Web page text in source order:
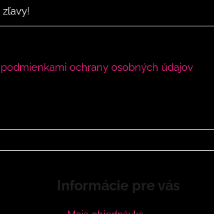
podmienkami ochrany osobných údajov
Informácie pre vás